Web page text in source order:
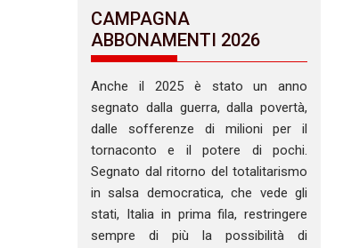
CAMPAGNA
ABBONAMENTI 2026
Anche il 2025 è stato un anno
segnato dalla guerra, dalla povertà,
dalle sofferenze di milioni per il
tornaconto e il potere di pochi.
Segnato dal ritorno del totalitarismo
in salsa democratica, che vede gli
stati, Italia in prima fila, restringere
sempre di più la possibilità di